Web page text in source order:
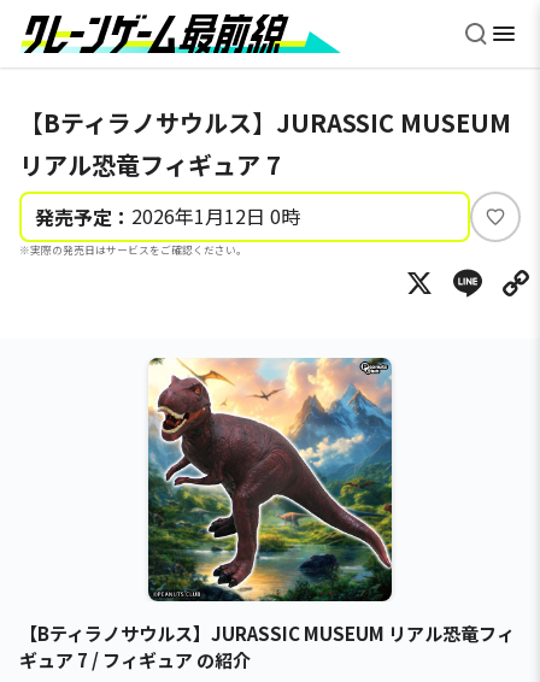
【Bティラノサウルス】JURASSIC MUSEUM
リアル恐竜フィギュア 7
発売予定： 2026年1月12日 0時
※実際の発売日はサービスをご確認ください。
い
ね
X
【Bティラノサウルス】JURASSIC MUSEUM リアル恐竜フィ
ギュア 7 / フィギュア の紹介